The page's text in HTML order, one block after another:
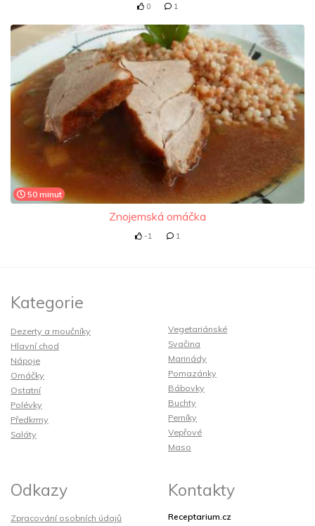
0 1
50 minut
Znojemská omáčka
-1 1
Kategorie
Dezerty a moučníky
Hlavní chod
Nápoje
Omáčky
Ostatní
Polévky
Předkrmy
Saláty
Vegetariánské
Svačina
Marinády
Pomazánky
Bábovky
Buchty
Perníky
Vepřové
Maso
Odkazy
Zpracování osobních údajů
Kontakty
Receptarium.cz